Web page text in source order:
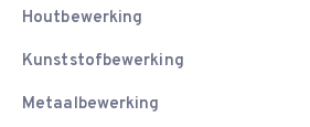
Houtbewerking
Kunststofbewerking
Metaalbewerking